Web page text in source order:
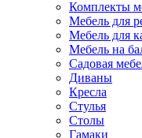
Комплекты
Мебель для
Мебель для
Мебель на
Садовая
Диваны
Кресла
Стулья
Столы
Гамаки